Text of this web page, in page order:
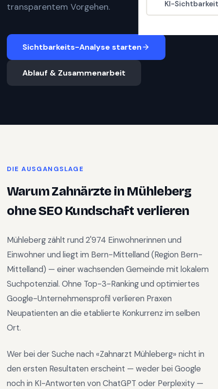
KI-
transparentem Vorgehen.
Sichtbarkeits-Analyse starten
Ablauf & Zusammenarbeit
DIE AUSGANGSLAGE
WarumZahnärzteinMühleberg
ohne SEO Kundschaft verlieren
Mühleberg zählt rund 2'974 Einwohnerinnen und
Einwohner und liegt im Bern-Mittelland (Region Bern-
Mittelland) — einer wachsenden Gemeinde mit lokalem
Suchpotenzial. Ohne Top-3-Ranking und optimiertes
Google-Unternehmensprofil verlieren Praxen
Neupatienten an die etablierte Konkurrenz im selben
Ort.
Wer bei der Suche nach «Zahnarzt Mühleberg» nicht in
den ersten Resultaten erscheint — weder bei Google
noch in KI-Antworten von ChatGPT oder Perplexity —